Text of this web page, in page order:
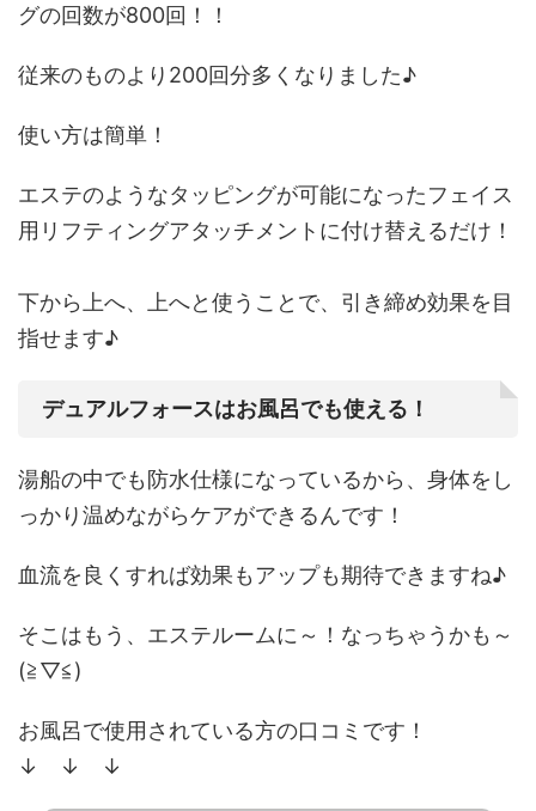
グの回数が800回 ！！
従来のものより200回分多くなりました♪
使い方は簡単！
エステのようなタッピングが可能になったフェイス
用リフティングアタッチメントに付け替えるだけ！
下から上へ、上へと使うことで、引き締め効果を目
指せます♪
デュアルフォースはお風呂でも使える！
湯船の中でも 防水仕様になっているから、身体をし
っかり温めながらケアができるんです！
血流を良くすれば効果もアップも期待できますね♪
そこはもう、エステルームに～！なっちゃうかも～
(≧▽≦)
お風呂で使用されている方の口コミです！
↓ ↓ ↓